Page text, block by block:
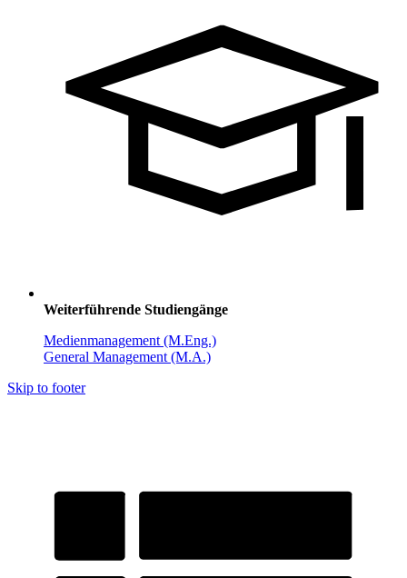
Weiterführende Studiengänge
Medienmanagement (M.Eng.)
General Management (M.A.)
Skip to footer